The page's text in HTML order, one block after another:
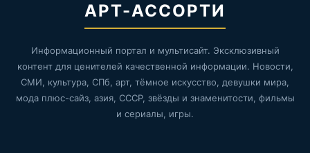
АРТ-АССОРТИ
Информационный портал и мультисайт. Эксклюзивный
контент для ценителей качественной информации. Новости,
СМИ, культура, СПб, арт, тёмное искусство, девушки мира,
мода плюс-сайз, азия, СССР, звёзды и знаменитости, фильмы
и сериалы, игры.